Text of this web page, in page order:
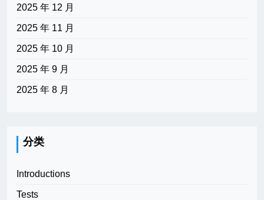
2025 年 12 月
2025 年 11 月
2025 年 10 月
2025 年 9 月
2025 年 8 月
分类
Introductions
Tests